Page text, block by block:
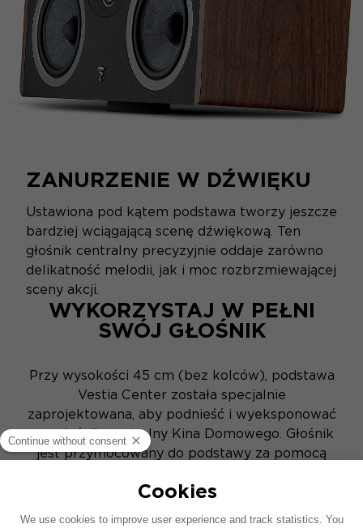
ZANURZENIE W DŹWIĘKU
Ustawiona pod kątem podstawa tworzy jeszcze
bardziej wciągającą scenę dźwiękową. Ten
głośnik centralny precyzyjnie oddaje zarówno
delikatność melodii, jak i moc rozbrzmiewającej
sceny akcji.
WYKORZYSTAJ W PEŁNI
SWÓJ GŁOŚNIK
Przy wysokości 45 cm (bez kolców), podstawa
Vestia Center została specjalnie
zaprojektowana, aby podnieść i wyeksponować
ten głośnik centralny Kina Domowego. Głośnik
jest przymocowany do podstawy za pomocą
zapobiega wibracjom, zapewniając jeszcze